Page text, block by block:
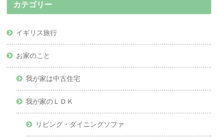
カテゴリー
イギリス旅行
お家のこと
我が家は中古住宅
我が家のＬＤＫ
リビング・ダイニングソファ